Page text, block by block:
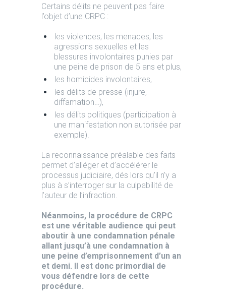
Certains délits ne peuvent pas faire
l’objet d’une CRPC :
les violences, les menaces, les
agressions sexuelles et les
blessures involontaires punies par
une peine de prison de 5 ans et plus,
les homicides involontaires,
les délits de presse (injure,
diffamation…),
les délits politiques (participation à
une manifestation non autorisée par
exemple).
La reconnaissance préalable des faits
permet d’alléger et d’accélérer le
processus judiciaire, dés lors qu’il n’y a
plus à s’interroger sur la culpabilité de
l’auteur de l’infraction.
Néanmoins, la procédure de CRPC
est une véritable audience qui peut
aboutir à une condamnation pénale
allant jusqu’à une condamnation à
une peine d’emprisonnement d’un an
et demi. Il est donc primordial de
vous défendre lors de cette
procédure.